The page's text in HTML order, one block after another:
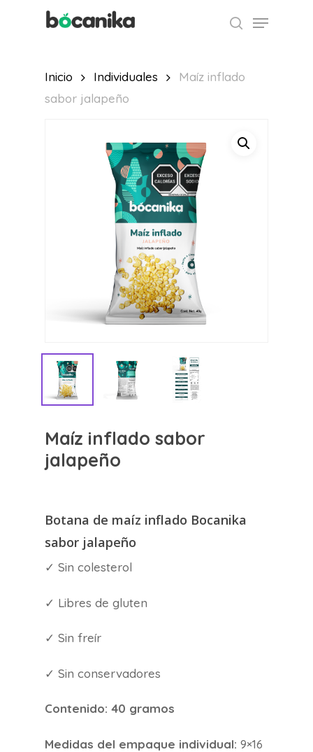
buscar
Menu
Inicio Individuales
Maíz inflado
sabor jalapeño
Maíz inflado sabor
jalapeño
Botana de maíz inflado Bocanika
sabor jalapeño
✓ Sin colesterol
✓ Libres de gluten
✓ Sin freír
✓ Sin conservadores
Contenido: 40 gramos
Medidas del empaque individual: 9×16